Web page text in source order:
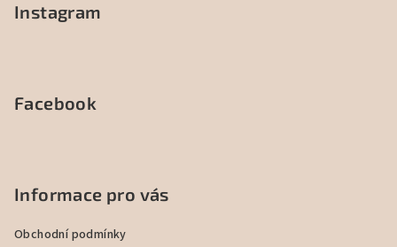
Instagram
Facebook
Informace pro vás
Obchodní podmínky